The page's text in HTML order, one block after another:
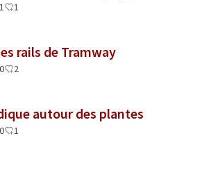
1 1
rails de Tramway
0 2
autour des plantes
0 1